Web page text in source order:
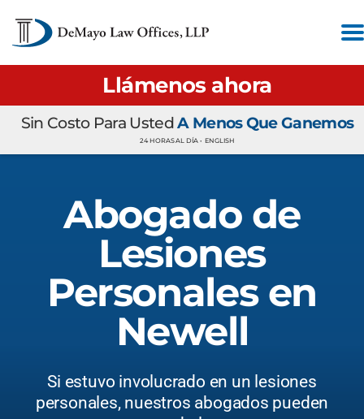
Llámenos ahora
Sin Costo Para UstedA Menos Que Ganemos
24 HORAS AL DÍA • ENGLISH
Abogado de
Lesiones
Personales en
Newell
Si estuvo involucrado en un lesiones
personales, nuestros abogados pueden